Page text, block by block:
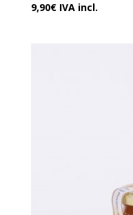
9,90€ IVA incl.